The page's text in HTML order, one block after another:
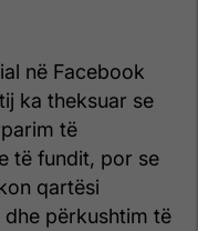
në Facebook
ka theksuar se
të
të fundit, por se
qartësi
përkushtim të